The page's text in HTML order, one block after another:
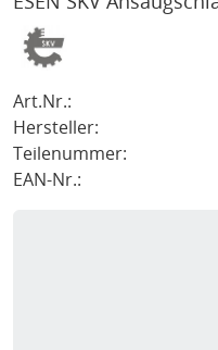
Art.Nr.:
Hersteller:
Teilenummer:
EAN-Nr.: